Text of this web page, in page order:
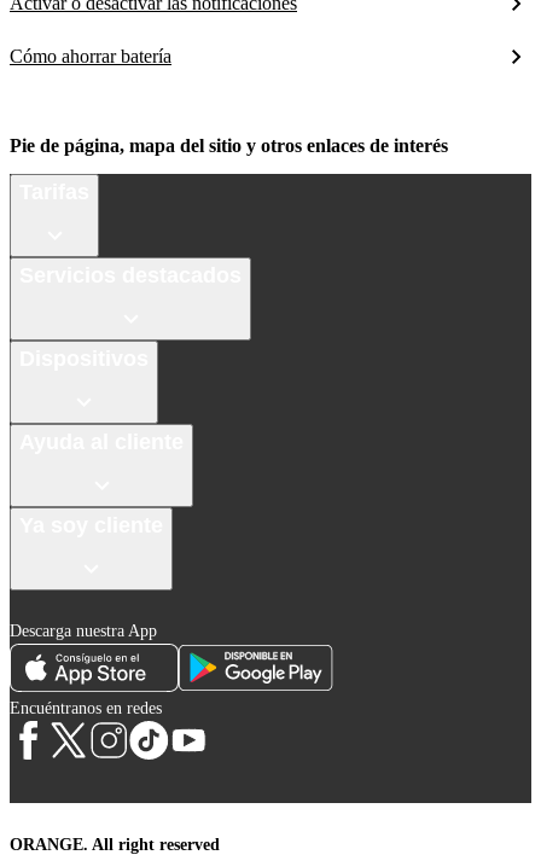
Cómo ahorrar batería
Pie de página, mapa del sitio y otros enlaces de interés
Descarga nuestra App
Encuéntranos en redes
ORANGE. All right reserved